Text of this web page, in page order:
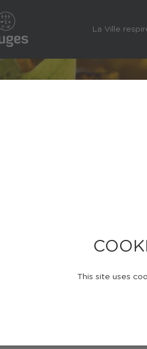
This site uses
La Ville
Conseil